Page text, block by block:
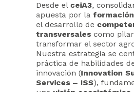
Desde el ceiA3,
apuesta por la
el desarrollo de
transversales como
transformar el sector
Nuestra estrategia se
práctica de habilidades
innovación (Innovation
Services – ISS),